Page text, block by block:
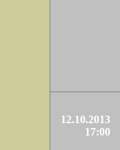
12.10.2013
17:00